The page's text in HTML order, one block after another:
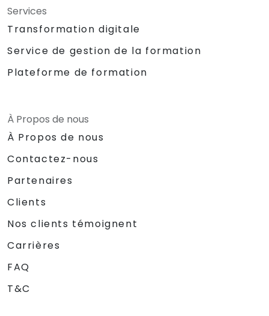
Services
Transformation digitale
Service de gestion de la formation
Plateforme de formation
À Propos de nous
À Propos de nous
Contactez-nous
Partenaires
Clients
Nos clients témoignent
Carrières
FAQ
T&C